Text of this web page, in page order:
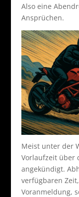
Also eine
Ansprüchen.
Meist unter der
Vorlaufzeit über
angekündigt.
verfügbaren
Voranmeldung,